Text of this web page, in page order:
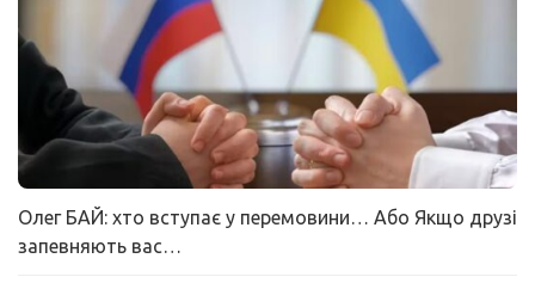
Олег БАЙ: хто вступає у перемовини… Або Якщо друзі
запевняють вас…